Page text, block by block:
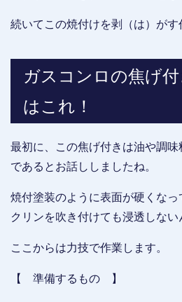
続いてこの焼付けを剥（は）がす
ガスコンロの焦げ
はこれ！
最初に、この焦げ付きは油や調
であるとお話ししましたね。
焼付塗装のように表面が硬くな
クリンを吹き付けても浸透しない
ここからは力技で作業します。
【 準備するもの 】